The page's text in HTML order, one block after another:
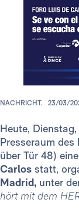
NACHRICHT. 23/03/
Heute,
Presseraum des
über Tür 48)
Carlos statt,
Madrid, unter
hört mit dem